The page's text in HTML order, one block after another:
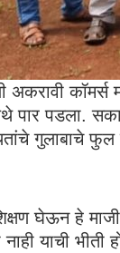
कॉमर्स
पार पडला.
गुलाबाचे
घेऊन हे माजी
याची भीती